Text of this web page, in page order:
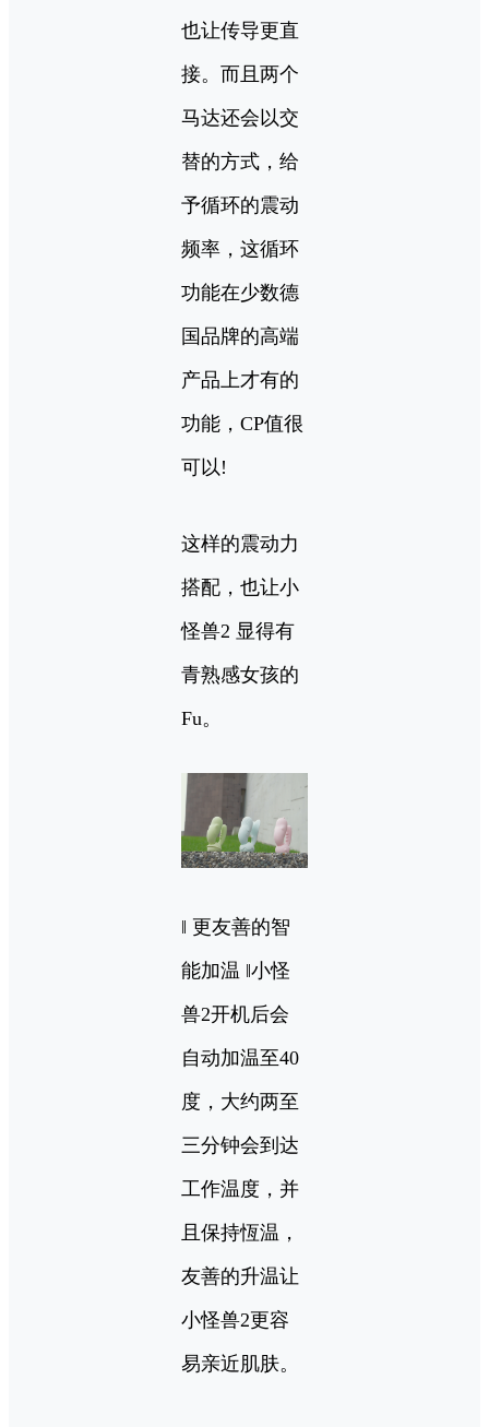
也让传导更直
接。而且两个
马达还会以交
替的方式，给
予循环的震动
频率，这循环
功能在少数德
国品牌的高端
产品上才有的
功能，CP值很
可以!
这样的震动力
搭配，也让小
怪兽2 显得有
青熟感女孩的
Fu。
‖ 更友善的智
能加温 ‖小怪
兽2开机后会
自动加温至40
度，大约两至
三分钟会到达
工作温度，并
且保持恆温，
友善的升温让
小怪兽2更容
易亲近肌肤。